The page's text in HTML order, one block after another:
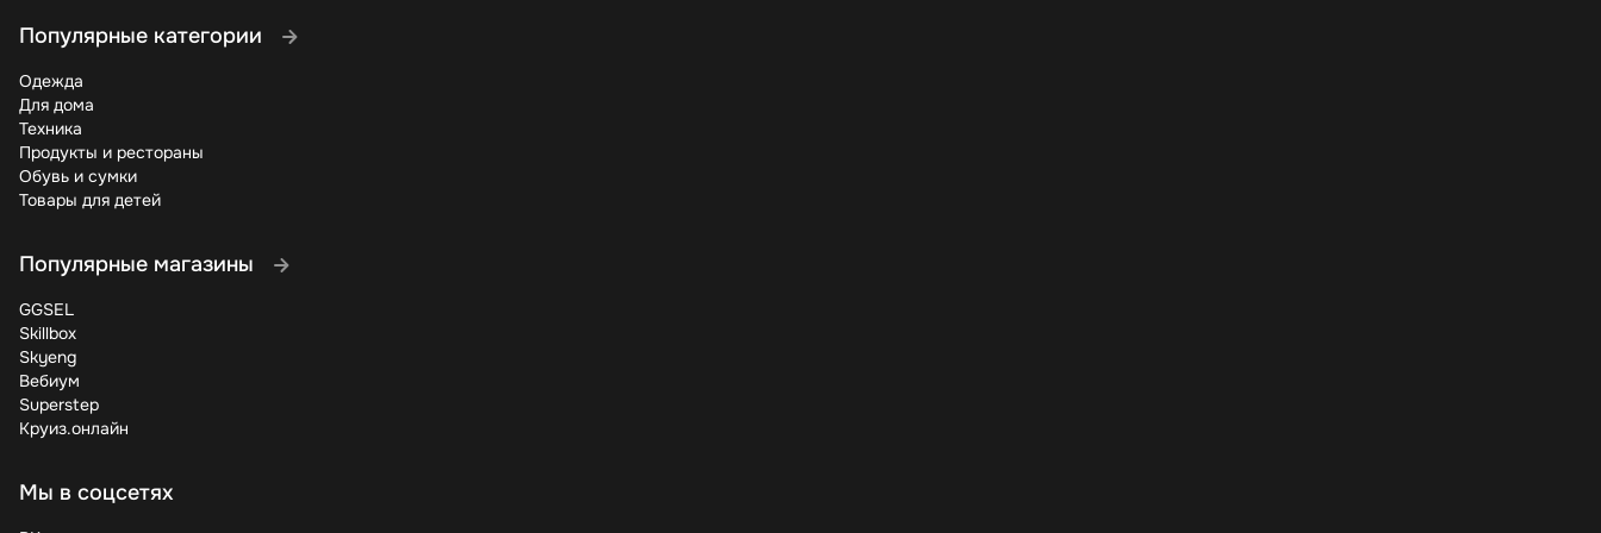
Популярные категории
Одежда
Для дома
Техника
Продукты и рестораны
Обувь и сумки
Товары для детей
Популярные магазины
GGSEL
Skillbox
Skyeng
Вебиум
Superstep
Круиз.онлайн
Мы в соцсетях